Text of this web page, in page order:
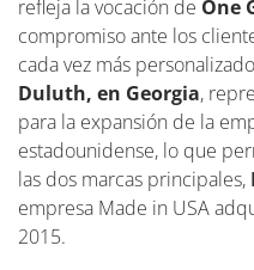
refleja la vocación de One
compromiso ante los
cada vez más
Duluth, en Georgia,
para la expansión de la
estadounidense, lo que
las dos marcas principales,
empresa Made in USA
2015.